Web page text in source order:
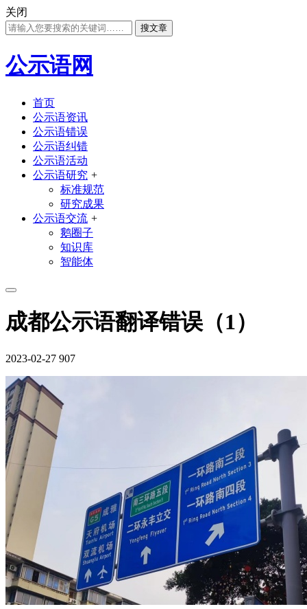
关闭
搜文章
公示语网
首页
公示语资讯
公示语错误
公示语纠错
公示语活动
公示语研究 +
标准规范
研究成果
公示语交流 +
鹅圈子
知识库
智能体
成都公示语翻译错误（1）
2023-02-27 907